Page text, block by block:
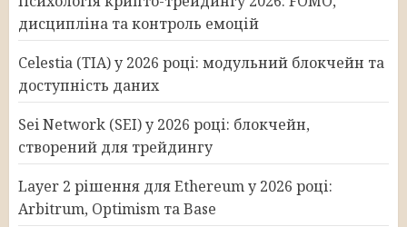
дисципліна та контроль емоцій
Celestia (TIA) у 2026 році: модульний блокчейн та
доступність даних
Sei Network (SEI) у 2026 році: блокчейн,
створений для трейдингу
Layer 2 рішення для Ethereum у 2026 році:
Arbitrum, Optimism та Base